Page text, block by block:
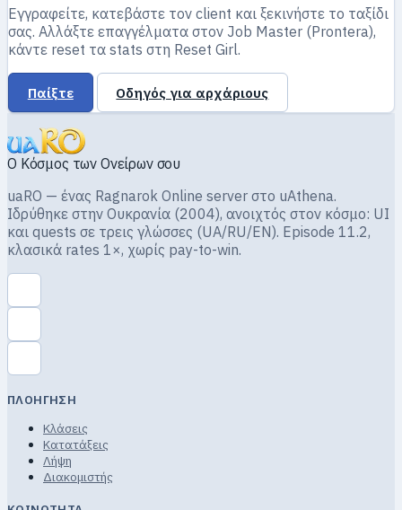
Εγγραφείτε, κατεβάστε τον client και ξεκινήστε το ταξίδι
σας. Αλλάξτε επαγγέλματα στον Job Master (Prontera),
κάντε reset τα stats στη Reset Girl.
Παίξτε Οδηγός για αρχάριους
Ο Κόσμος των Ονείρων σου
uaRO — ένας Ragnarok Online server στο uAthena.
Ιδρύθηκε στην Ουκρανία (2004), ανοιχτός στον κόσμο: UI
και quests σε τρεις γλώσσες (UA/RU/EN). Episode 11.2,
κλασικά rates 1×, χωρίς pay-to-win.
ΠΛΟΉΓΗΣΗ
Κλάσεις
Κατατάξεις
Λήψη
Διακομιστής